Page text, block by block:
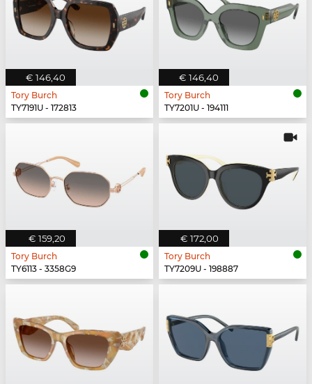
€ 146,40
Tory Burch
TY7191U - 172813
€ 146,40
Tory Burch
TY7201U - 194111
€ 159,20
Tory Burch
TY6113 - 3358G9
€ 172,00
Tory Burch
TY7209U - 198887